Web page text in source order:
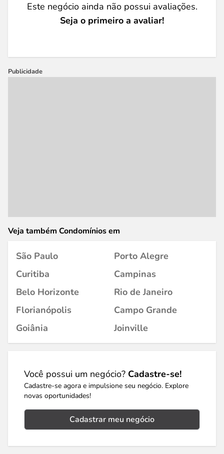
Este negócio ainda não possui avaliações.
Seja o primeiro a avaliar!
Publicidade
Veja também Condomínios em
São Paulo
Porto Alegre
Curitiba
Campinas
Belo Horizonte
Rio de Janeiro
Florianópolis
Campo Grande
Goiânia
Joinville
Você possui um negócio? Cadastre-se!
Cadastre-se agora e impulsione seu negócio. Explore
novas oportunidades!
Cadastrar meu negócio